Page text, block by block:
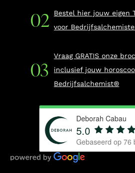
Bestel hier jouw eigen
voor
Vraag GRATIS onze
inclusief jouw
Bedrijfsalchemist®
Deborah Cabau
5.0
Gebaseerd op 76